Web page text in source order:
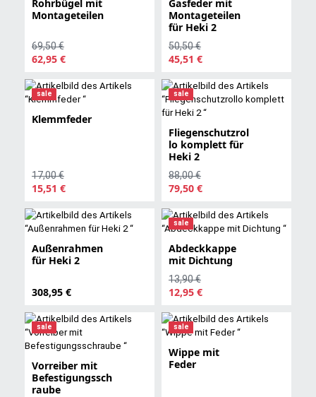
Rohrbügel mit
Montageteilen
69,50 €
62,95 €
Gasfeder mit
Montageteilen
für Heki 2
50,50 €
45,51 €
sale
Klemmfeder
17,00 €
15,51 €
sale
Fliegenschutzrol
lo komplett für
Heki 2
88,00 €
79,50 €
Außenrahmen
für Heki 2
308,95 €
sale
Abdeckkappe
mit Dichtung
13,90 €
12,95 €
sale
Vorreiber mit
Befestigungssch
raube
sale
Wippe mit
Feder